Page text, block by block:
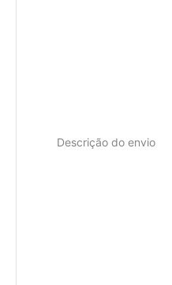
Descrição do envio